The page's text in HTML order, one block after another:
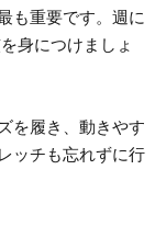
も重要です。週に
身につけましょ
を履き、動きやす
ッチも忘れずに行